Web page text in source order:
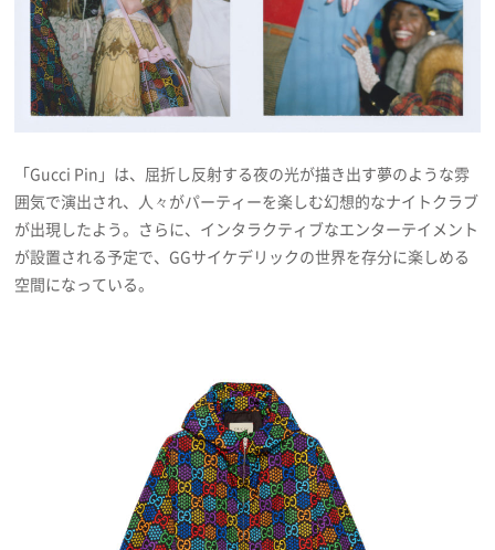
「Gucci Pin」は、屈折し反射する夜の光が描き出す夢のような雰
囲気で演出され、人々がパーティーを楽しむ幻想的なナイトクラブ
が出現したよう。さらに、インタラクティブなエンターテイメント
が設置される予定で、GGサイケデリックの世界を存分に楽しめる
空間になっている。